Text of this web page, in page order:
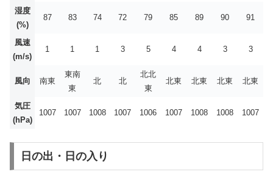
湿度
(%)
87 83 74 72 79 85 89 90 91
風速
(m/s)
1 1 1 3 5 4 4 3 3
風向 南東
東南
東
北 北
北北
東
北東 北東 北東 北東
気圧
(hPa)
1007 1007 1008 1007 1006 1007 1008 1008 1007
日の出・日の入り